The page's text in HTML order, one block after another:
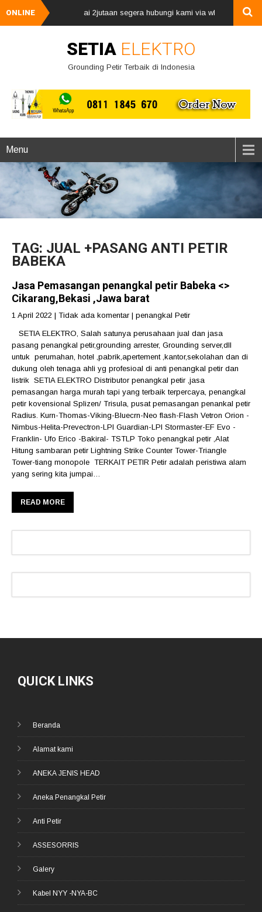
ONLINEpetir, harga mulai 2jutaan segera hubungi kami via whatsApp
SETIA ELEKTRO
Grounding Petir Terbaik di Indonesia
Menu
TAG: JUAL +PASANG ANTI PETIR
BABEKA
Jasa Pemasangan penangkal petir Babeka <>
Cikarang,Bekasi ,Jawa barat
1 April 2022 | Tidak ada komentar | penangkal Petir
SETIA ELEKTRO, Salah satunya perusahaan jual dan jasa
pasang penangkal petir,grounding arrester, Grounding server,dll
untuk perumahan, hotel ,pabrik,apertement ,kantor,sekolahan dan di
dukung oleh tenaga ahli yg profesioal di anti penangkal petir dan
listrik SETIA ELEKTRO Distributor penangkal petir ,jasa
pemasangan harga murah tapi yang terbaik terpercaya, penangkal
petir kovensional Splizen/ Trisula, pusat pemasangan penankal petir
Radius. Kurn-Thomas-Viking-Bluecrn-Neo flash-Flash Vetron Orion -
Nimbus-Helita-Prevectron-LPI Guardian-LPI Stormaster-EF Evo -
Franklin- Ufo Erico -Bakiral- TSTLP Toko penangkal petir ,Alat
Hitung sambaran petir Lightning Strike Counter Tower-Triangle
Tower-tiang monopole TERKAIT PETIR Petir adalah peristiwa alam
yang sering kita jumpai…
READ MORE
QUICK LINKS
Beranda
Alamat kami
ANEKA JENIS HEAD
Aneka Penangkal Petir
Anti Petir
ASSESORRIS
Galery
Kabel NYY -NYA-BC